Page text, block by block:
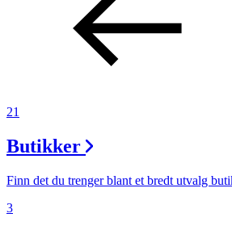
Butikker
Mat og
Aktiviteter
21
Butikker
Finn det du trenger blant et bredt utvalg
3